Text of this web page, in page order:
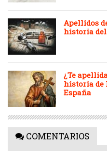
Apellidos
historia
¿Te
historia de
España
COMENTARIOS